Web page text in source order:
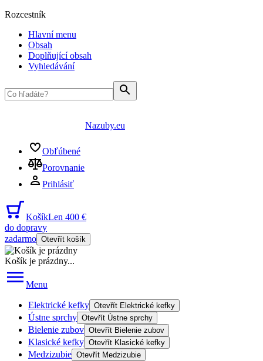
Rozcestník
Hlavní menu
Obsah
Doplňující obsah
Vyhledávání
Nazuby.eu
Obľúbené
Porovnanie
Prihlásiť
KošíkLen 400 €
do dopravy
zadarmo Otevřít košík
Košík je prázdny...
Menu
Elektrické kefky Otevřít Elektrické kefky
Ústne sprchy Otevřít Ústne sprchy
Bielenie zubov Otevřít Bielenie zubov
Klasické kefky Otevřít Klasické kefky
Medzizubie Otevřít Medzizubie